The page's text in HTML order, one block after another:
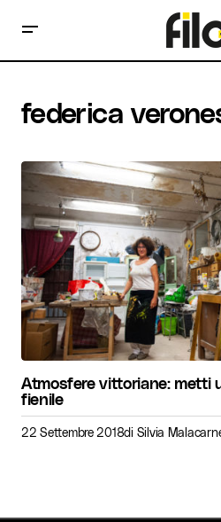
federica
Atmosfere vittoriane: metti
fienile
22 Settembre 2018di Silvia